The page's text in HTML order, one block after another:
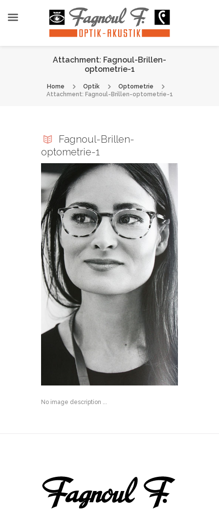
Attachment: Fagnoul-Brillen-
optometrie-1
Home Optik
Optometrie
Attachment: Fagnoul-Brillen-optometrie-1
Fagnoul-Brillen-
optometrie-1
No image description ...